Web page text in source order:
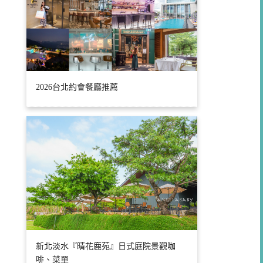
2026台北約會餐廳推薦
新北淡水『晴花鹿苑』日式庭院景觀咖
啡、菜單